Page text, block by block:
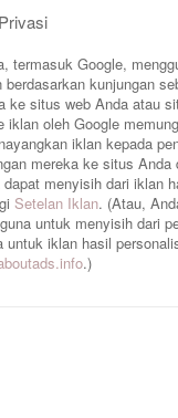
termasuk Google,
berdasarkan kunjungan
ke situs web Anda atau
iklan oleh Google
iklan kepada
mereka ke situs
menyisih dari iklan
Setelan Iklan. (Atau,
untuk menyisih dari
untuk iklan hasil
.)